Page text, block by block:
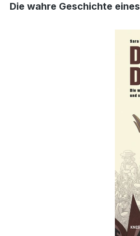
Die wahre Geschichte